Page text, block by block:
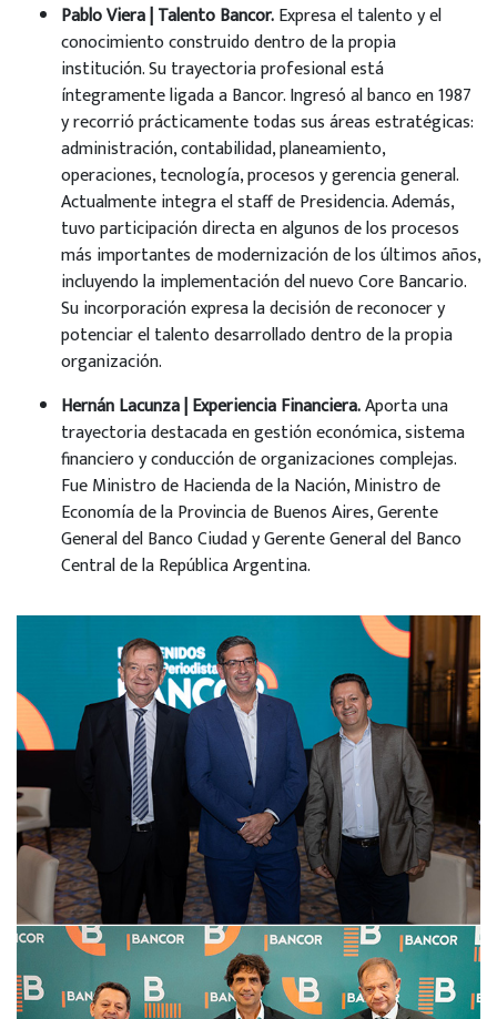
Pablo Viera | Talento Bancor.Expresa el talento y el
conocimiento construido dentro de la propia
institución. Su trayectoria profesional está
íntegramente ligada a Bancor. Ingresó al banco en 1987
y recorrió prácticamente todas sus áreas estratégicas:
administración, contabilidad, planeamiento,
operaciones, tecnología, procesos y gerencia general.
Actualmente integra el staff de Presidencia. Además,
tuvo participación directa en algunos de los procesos
más importantes de modernización de los últimos años,
incluyendo la implementación del nuevo Core Bancario.
Su incorporación expresa la decisión de reconocer y
potenciar el talento desarrollado dentro de la propia
organización.
Hernán Lacunza | Experiencia Financiera.Aporta una
trayectoria destacada en gestión económica, sistema
financiero y conducción de organizaciones complejas.
Fue Ministro de Hacienda de la Nación, Ministro de
Economía de la Provincia de Buenos Aires, Gerente
General del Banco Ciudad y Gerente General del Banco
Central de la República Argentina.